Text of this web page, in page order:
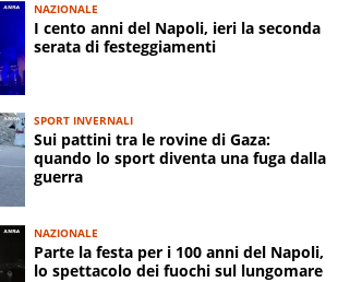
NAZIONALE
I cento anni del Napoli, ieri la seconda
serata di festeggiamenti
SPORT INVERNALI
Sui pattini tra le rovine di Gaza:
quando lo sport diventa una fuga dalla
guerra
NAZIONALE
Parte la festa per i 100 anni del Napoli,
lo spettacolo dei fuochi sul lungomare